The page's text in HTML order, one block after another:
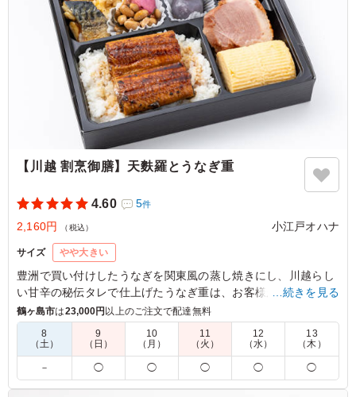
【川越 割烹御膳】天麩羅とうなぎ重
4.60 5件
2,160円 （税込） 小江戸オハナ
サイズ やや大きい
豊洲で買い付けしたうなぎを関東風の蒸し焼きにし、川越らし
い甘辛の秘伝タレで仕上げたうなぎ重は、お客様からのリピー
トが多い逸品。海老の天麩羅をメインに、名物の玉子焼きな
ど、味も彩りもバラエティ豊かな味をお詰めしました。会議か
らおもてなしの場まで幅広くご利用ください。
※有料の紙袋は【川越 割烹御膳】シリーズには対応できませ
ん。ご選択いただいた場合ビニール袋でのご準備となります
…続きを見る
鶴ヶ島市は23,000円 以上のご注文で配達無料
8
（土）
9
（日）
10
（月）
11
（火）
12
（水）
13
（木）
－ ◯ ◯ ◯ ◯ ◯